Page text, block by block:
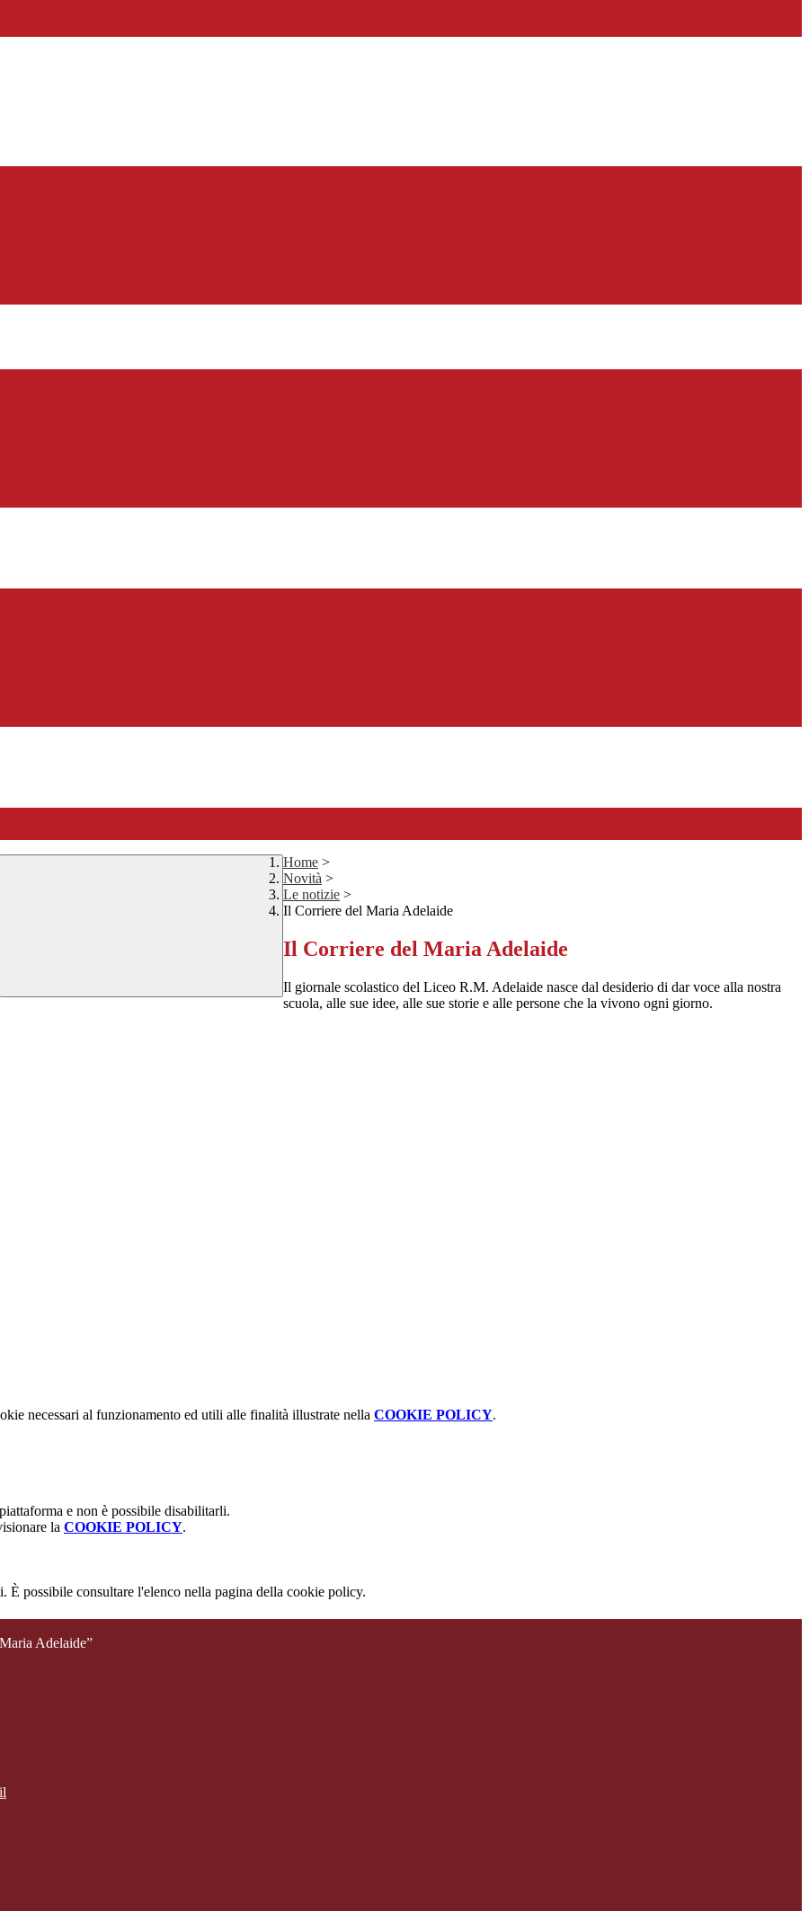
Home >
Novità >
Le notizie >
Il Corriere del Maria Adelaide
Il Corriere del Maria Adelaide
Il giornale scolastico del Liceo R.M. Adelaide nasce dal desiderio di dar voce alla nostra
scuola, alle sue idee, alle sue storie e alle persone che la vivono ogni giorno.
necessari al funzionamento ed utili alle finalità illustrate nella COOKIE POLICY.
e non è possibile disabilitarli.
la COOKIE POLICY.
È possibile consultare l'elenco nella pagina della cookie policy.
Adelaide”